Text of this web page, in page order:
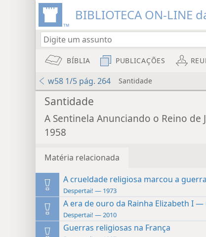
BIBLIOTECA ON-LINE
BÍBLIA PUBLICAÇÕES
w58 1/5 pág. 264 Santidade
Santidade
A Sentinela Anunciando o Reino de
1958
Matéria relacionada
A crueldade religiosa marcou a
Despertai! — 1973
A era de ouro da Rainha Elizabeth I —
Despertai! — 2010
Guerras religiosas na França